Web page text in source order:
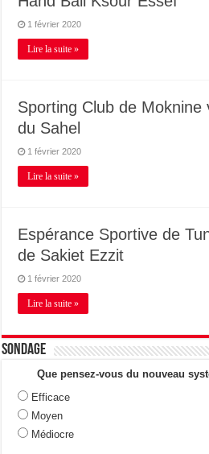
1 février 2020
Lire la suite »
Sporting Club de Moknine
du Sahel
1 février 2020
Lire la suite »
Espérance Sportive de
de Sakiet Ezzit
1 février 2020
Lire la suite »
Sondage
Que pensez-vous du nouveau
Efficace
Moyen
Médiocre